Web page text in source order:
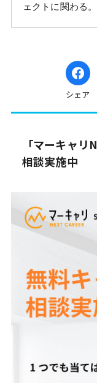
ェクトに関わる。
シェア
「マーキャリ
相談実施中